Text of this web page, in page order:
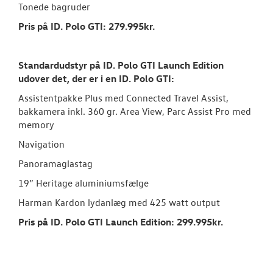
Tonede bagruder
Pris på ID. Polo GTI: 279.995kr.
Standardudstyr på ID. Polo GTI Launch Edition
udover det, der er i en ID. Polo GTI:
Assistentpakke Plus med Connected Travel Assist,
bakkamera inkl. 360 gr. Area View, Parc Assist Pro med
memory
Navigation
Panoramaglastag
19” Heritage aluminiumsfælge
Harman Kardon lydanlæg med 425 watt output
Pris på ID. Polo GTI Launch Edition: 299.995kr.